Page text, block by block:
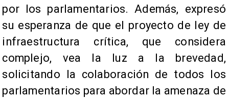
por los parlamentarios. Además, expresó
su esperanza de que el proyecto de ley de
infraestructura crítica, que considera
complejo, vea la luz a la brevedad,
solicitando la colaboración de todos los
parlamentarios para abordar la amenaza de